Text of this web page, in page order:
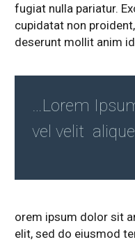
fugiat nulla pariatur.
cupidatat non
deserunt mollit anim
…Lorem
vel velit
orem ipsum dolor sit
elit, sed do eiusmod